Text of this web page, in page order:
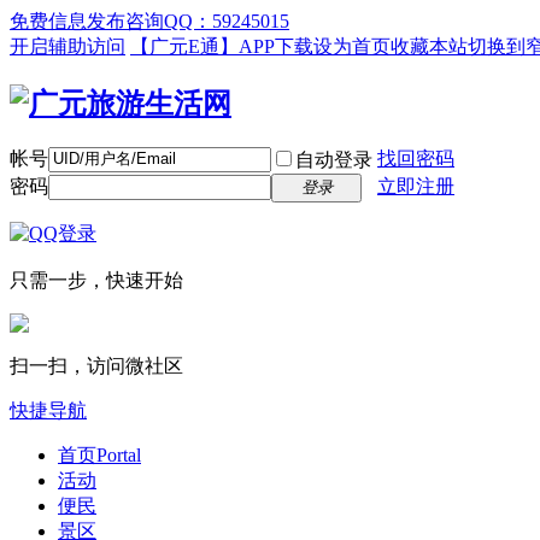
免费信息发布咨询QQ：59245015
开启辅助访问
【广元E通】APP下载设为首页收藏本站切换到
帐号 自动登录 找回密码
密码
登录 立即注册
只需一步，快速开始
扫一扫，访问微社区
快捷导航
首页Portal
活动
便民
景区